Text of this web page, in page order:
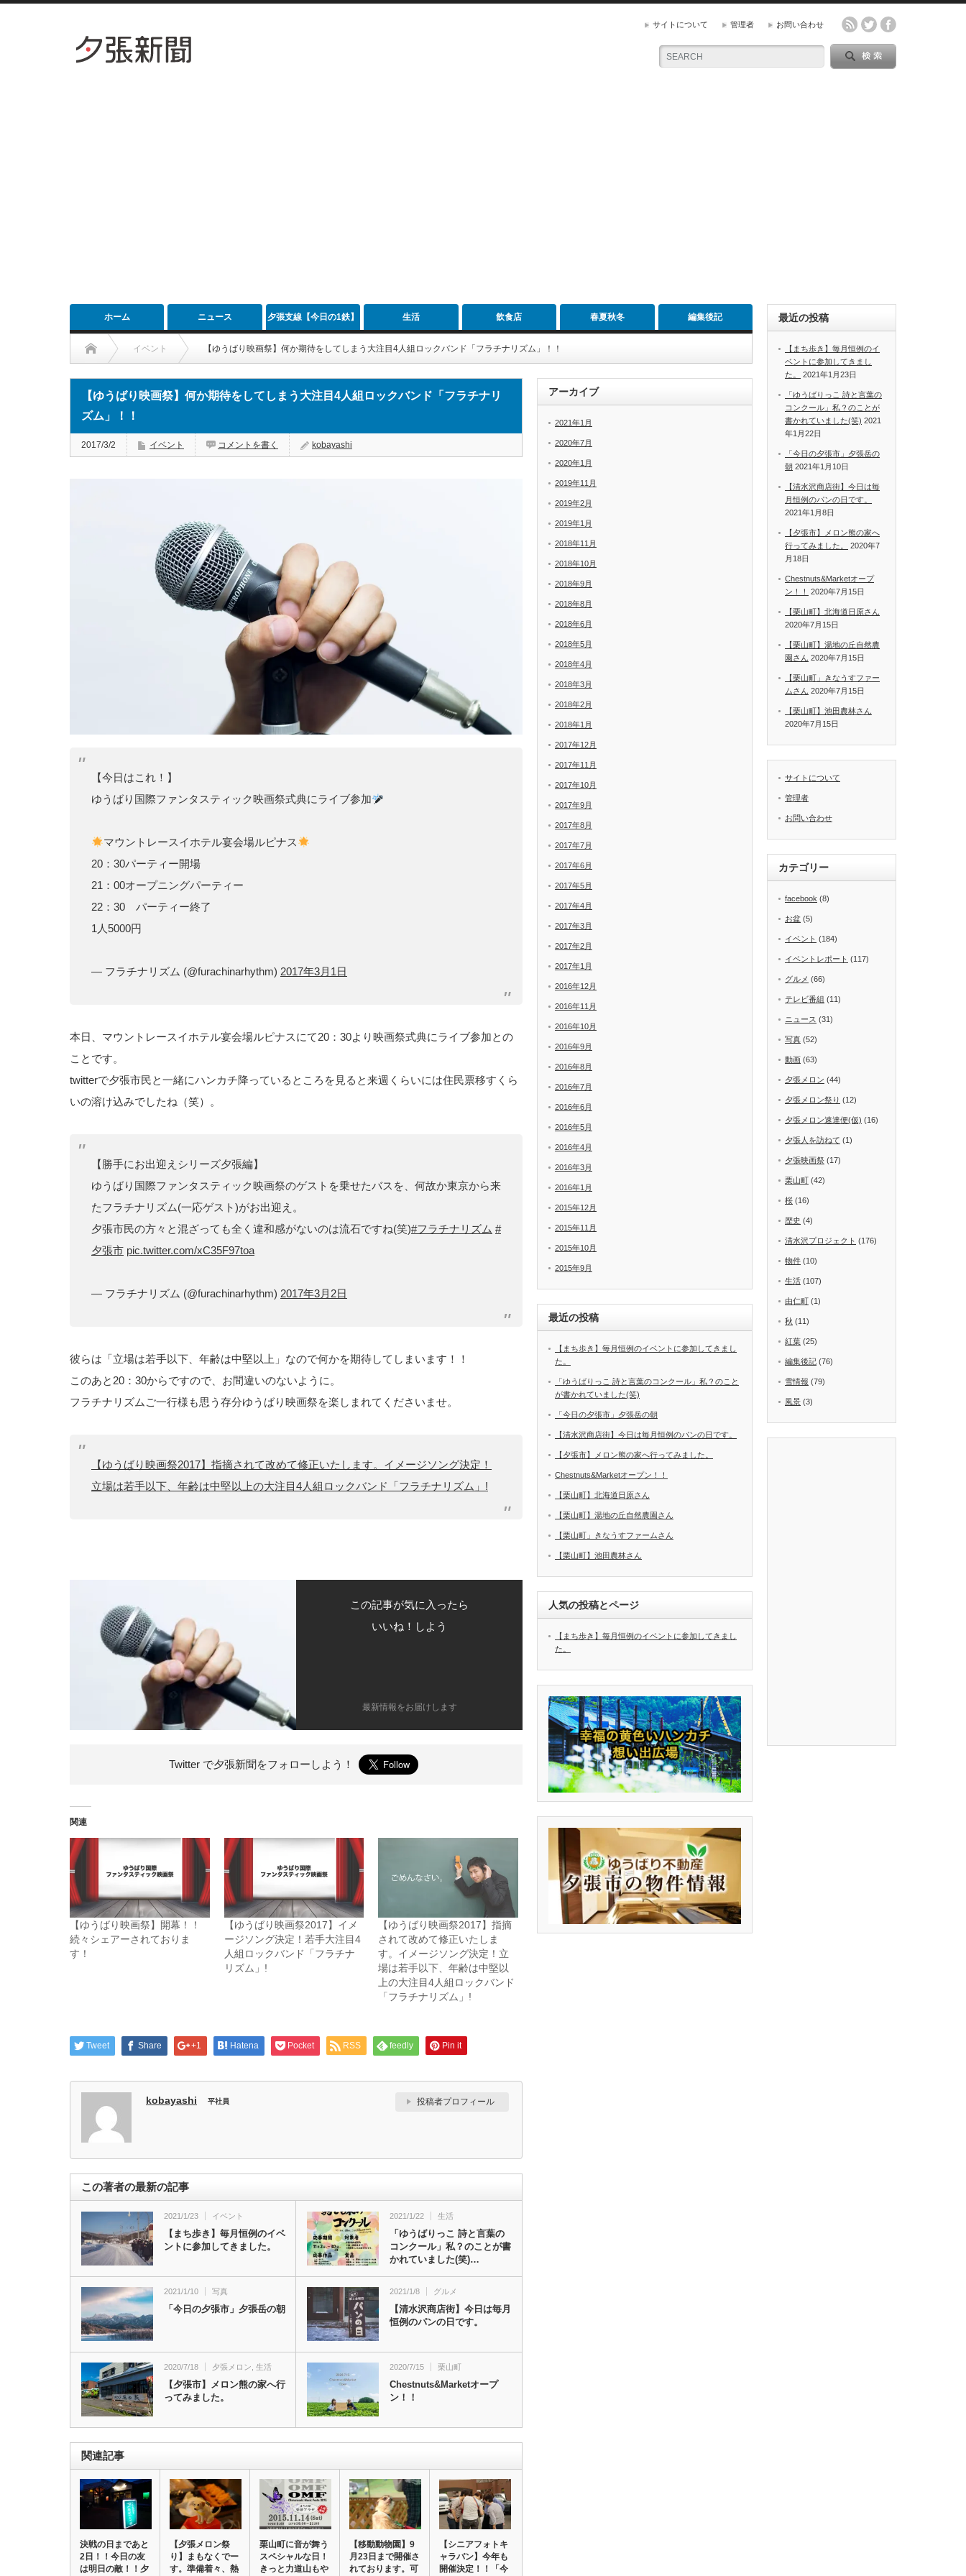
サイトについて 管理者 お問い合わせ
ホーム ニュース 夕張支線【今日の1鉄】 生活 飲食店 春夏秋冬 編集後記
イベント 【ゆうばり映画祭】何か期待をしてしまう大注目4人組ロックバンド「フラチナリズム」！！
【ゆうばり映画祭】何か期待をしてしまう大注目4人組ロックバンド「フラチナリ
ズム」！！
2017/3/2 イベント コメントを書く kobayashi
【今日はこれ！】
ゆうばり国際ファンタスティック映画祭式典にライブ参加
マウントレースイホテル宴会場ルピナス
20：30パーティー開場
21：00オープニングパーティー
22：30 パーティー終了
1人5000円
— フラチナリズム (@furachinarhythm) 2017年3月1日
本日、マウントレースイホテル宴会場ルピナスにて20：30より映画祭式典にライブ参加との
ことです。
twitterで夕張市民と一緒にハンカチ降っているところを見ると来週くらいには住民票移すくら
いの溶け込みでしたね（笑）。
【勝手にお出迎えシリーズ夕張編】
ゆうばり国際ファンタスティック映画祭のゲストを乗せたバスを、何故か東京から来
たフラチナリズム(一応ゲスト)がお出迎え。
夕張市民の方々と混ざっても全く違和感がないのは流石ですね(笑)#フラチナリズム #
夕張市 pic.twitter.com/xC35F97toa
— フラチナリズム (@furachinarhythm) 2017年3月2日
彼らは「立場は若手以下、年齢は中堅以上」なので何かを期待してしまいます！！
このあと20：30からですので、お間違いのないように。
フラチナリズムご一行様も思う存分ゆうばり映画祭を楽しまれてくださいませ。
【ゆうばり映画祭2017】指摘されて改めて修正いたします。イメージソング決定！
立場は若手以下、年齢は中堅以上の大注目4人組ロックバンド「フラチナリズム」!
この記事が気に入ったら
いいね！しよう
最新情報をお届けします
Twitter で夕張新聞をフォローしよう！
関連
【ゆうばり映画祭】開幕！！
続々シェアーされておりま
す！
【ゆうばり映画祭2017】イメ
ージソング決定！若手大注目4
人組ロックバンド「フラチナ
リズム」!
【ゆうばり映画祭2017】指摘
されて改めて修正いたしま
す。イメージソング決定！立
場は若手以下、年齢は中堅以
上の大注目4人組ロックバンド
「フラチナリズム」!
Tweet Share +1 Hatena Pocket RSS feedly Pin it
kobayashi 平社員 投稿者プロフィール
この著者の最新の記事
2021/1/23 イベント
【まち歩き】毎月恒例のイベ
ントに参加してきました。
2021/1/22 生活
「ゆうばりっこ 詩と言葉の
コンクール」私？のことが書
かれていました(笑)…
2021/1/10 写真
「今日の夕張市」夕張岳の朝
2021/1/8 グルメ
【清水沢商店街】今日は毎月
恒例のパンの日です。
2020/7/18 夕張メロン 生活
【夕張市】メロン熊の家へ行
ってみました。
2020/7/15 栗山町
Chestnuts&Marketオープ
ン！！
関連記事
決戦の日まであと
2日！！今日の友
は明日の敵！！夕
【夕張メロン祭
り】まもなくでー
す。準備着々、熱
栗山町に音が舞う
スペシャルな日！
きっと力道山もや
【移動動物園】9
月23日まで開催さ
れております。可
【シニアフォトキ
ャラバン】今年も
開催決定！！「今
アーカイブ
2021年1月
2020年7月
2020年1月
2019年11月
2019年2月
2019年1月
2018年11月
2018年10月
2018年9月
2018年8月
2018年6月
2018年5月
2018年4月
2018年3月
2018年2月
2018年1月
2017年12月
2017年11月
2017年10月
2017年9月
2017年8月
2017年7月
2017年6月
2017年5月
2017年4月
2017年3月
2017年2月
2017年1月
2016年12月
2016年11月
2016年10月
2016年9月
2016年8月
2016年7月
2016年6月
2016年5月
2016年4月
2016年3月
2016年1月
2015年12月
2015年11月
2015年10月
2015年9月
最近の投稿
【まち歩き】毎月恒例のイベントに参加してきまし
た。
「ゆうばりっこ 詩と言葉のコンクール」私？のこと
が書かれていました(笑)
「今日の夕張市」夕張岳の朝
【清水沢商店街】今日は毎月恒例のパンの日です。
【夕張市】メロン熊の家へ行ってみました。
Chestnuts&Marketオープン！！
【栗山町】北海道日原さん
【栗山町】湯地の丘自然農園さん
【栗山町」きなうすファームさん
【栗山町】池田農林さん
人気の投稿とページ
【まち歩き】毎月恒例のイベントに参加してきまし
た。
最近の投稿
【まち歩き】毎月恒例のイ
ベントに参加してきまし
た。
2021年1月23日
「ゆうばりっこ 詩と言葉の
コンクール」私？のことが
書かれていました(笑) 2021
年1月22日
「今日の夕張市」夕張岳の
朝 2021年1月10日
【清水沢商店街】今日は毎
月恒例のパンの日です。
2021年1月8日
【夕張市】メロン熊の家へ
行ってみました。
2020年7
月18日
Chestnuts&Marketオープ
ン！！
2020年7月15日
【栗山町】北海道日原さん
2020年7月15日
【栗山町】湯地の丘自然農
園さん 2020年7月15日
【栗山町」きなうすファー
ムさん 2020年7月15日
【栗山町】池田農林さん
2020年7月15日
サイトについて
管理者
お問い合わせ
カテゴリー
facebook (8)
お盆 (5)
イベント (184)
イベントレポート (117)
グルメ (66)
テレビ番組 (11)
ニュース (31)
写真 (52)
動画 (63)
夕張メロン (44)
夕張メロン祭り (12)
夕張メロン速達便(仮) (16)
夕張人を訪ねて (1)
夕張映画祭 (17)
栗山町 (42)
桜 (16)
歴史 (4)
清水沢プロジェクト (176)
物件 (10)
生活 (107)
由仁町 (1)
秋 (11)
紅葉 (25)
編集後記 (76)
雪情報 (79)
風景 (3)